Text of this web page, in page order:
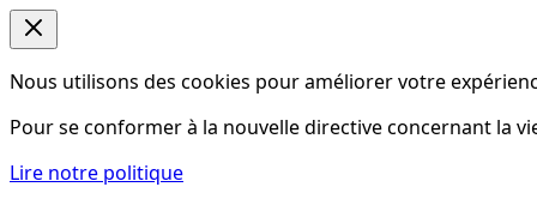
Nous utilisons des cookies pour améliorer votre
Pour se conformer à la nouvelle directive concernant la
Lire notre politique